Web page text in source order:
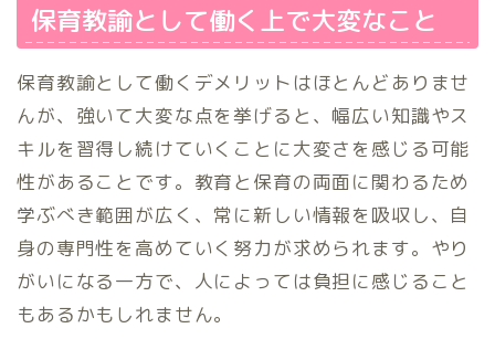
保育教諭として働く上で大変なこと
保育教諭として働くデメリットはほとんどありませ
んが、強いて大変な点を挙げると、幅広い知識やス
キルを習得し続けていくことに大変さを感じる可能
性があることです。教育と保育の両面に関わるため
学ぶべき範囲が広く、常に新しい情報を吸収し、自
身の専門性を高めていく努力が求められます。やり
がいになる一方で、人によっては負担に感じること
もあるかもしれません。